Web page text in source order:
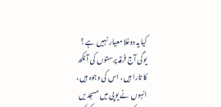
کیا یہ دوغلا معیار نہیں ہے ؟
یوگی آج فرقہ پرستوں کی آنکھ
کا تارا ہیں ، اس کی وجوہ ہیں ،
انہوں نے یوپی میں مسجدیں